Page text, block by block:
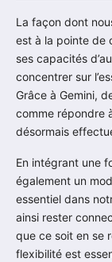
La façon dont
est à la pointe de
ses capacités
concentrer sur
Grâce à Gemini,
comme répondre
désormais
En intégrant une
également un
essentiel dans
ainsi rester
que ce soit en se
flexibilité est